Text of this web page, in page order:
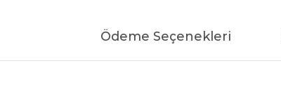
Ödeme Seçenekleri